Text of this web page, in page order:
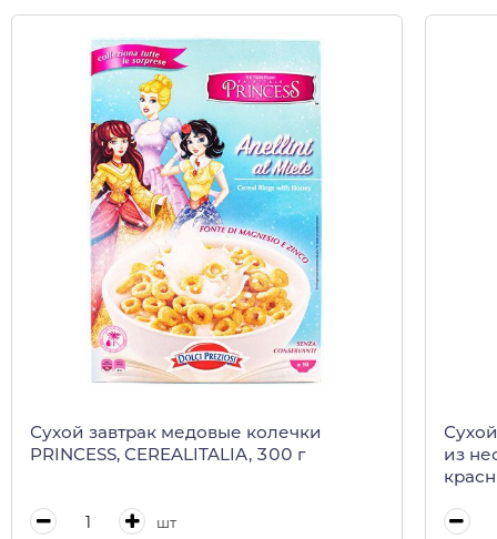
Сухой завтрак медовые колечки
PRINCESS, CEREALITALIA, 300 г
шт
из